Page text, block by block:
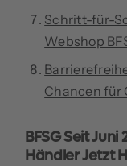
Schritt-für-
Webshop
Chancen für
BFSG Seit
Händler Jetzt